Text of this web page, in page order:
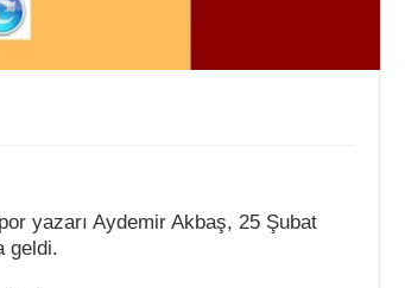
yazarı Aydemir Akbaş, 25 Şubat
geldi.